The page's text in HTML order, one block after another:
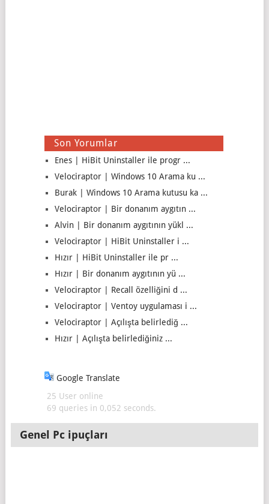
Son Yorumlar
Enes | HiBit Uninstaller ile progr ...
Velociraptor | Windows 10 Arama ku ...
Burak | Windows 10 Arama kutusu ka ...
Velociraptor | Bir donanım aygıtın ...
Alvin | Bir donanım aygıtının yükl ...
Velociraptor | HiBit Uninstaller i ...
Hızır | HiBit Uninstaller ile pr ...
Hızır | Bir donanım aygıtının yü ...
Velociraptor | Recall özelliğini d ...
Velociraptor | Ventoy uygulaması i ...
Velociraptor | Açılışta belirlediğ ...
Hızır | Açılışta belirlediğiniz ...
Google Translate
25 User online
69 queries in 0,052 seconds.
Genel Pc ipuçları